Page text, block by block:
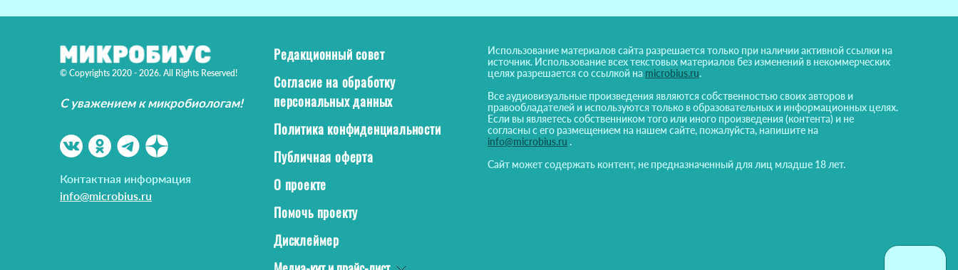
© Copyrights 2020 - 2026. All Rights Reserved!
С уважением к микробиологам!
Контактная информация
info@microbius.ru
Редакционный совет
Согласие на обработку
персональных данных
Политика конфиденциальности
Публичная оферта
О проекте
Помочь проекту
Дисклеймер
Использование материалов сайта разрешается только при наличии активной ссылки на
источник. Использование всех текстовых материалов без изменений в некоммерческих
целях разрешается со ссылкой на microbius.ru.
Все аудиовизуальные произведения являются собственностью своих авторов и
правообладателей и используются только в образовательных и информационных целях.
Если вы являетесь собственником того или иного произведения (контента) и не
согласны с его размещением на нашем сайте, пожалуйста, напишите на
info@microbius.ru .
Сайт может содержать контент, не предназначенный для лиц младше 18 лет.